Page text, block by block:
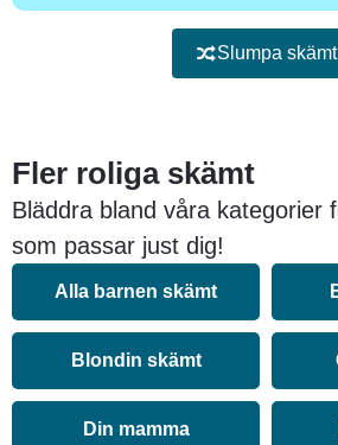
Slumpa skämt
Fler roliga skämt
Bläddra bland våra kategorier
som passar just dig!
Alla barnen skämt
Blondin skämt
Din mamma